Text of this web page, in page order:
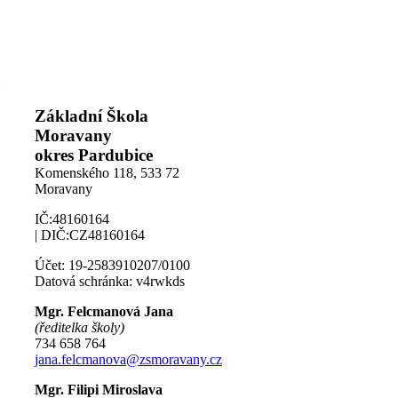
Základní Škola
Moravany
okres Pardubice
Komenského 118, 533 72
Moravany
IČ:48160164
| DIČ:CZ48160164
Účet: 19-2583910207/0100
Datová schránka: v4rwkds
Mgr. Felcmanová Jana
(ředitelka školy)
734 658 764
jana.felcmanova@zsmoravany.cz
Mgr. Filipi Miroslava